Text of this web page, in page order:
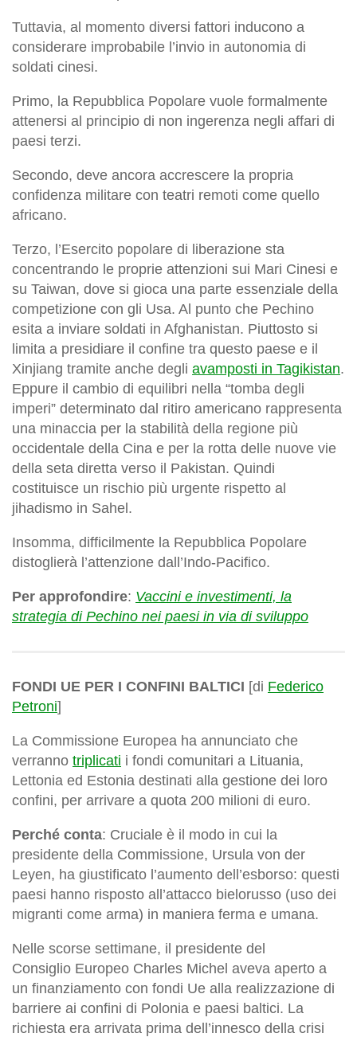
Tuttavia, al momento diversi fattori inducono a
considerare improbabile l’invio in autonomia di
soldati cinesi.
Primo, la Repubblica Popolare vuole formalmente
attenersi al principio di non ingerenza negli affari di
paesi terzi.
Secondo, deve ancora accrescere la propria
confidenza militare con teatri remoti come quello
africano.
Terzo, l’Esercito popolare di liberazione sta
concentrando le proprie attenzioni sui Mari Cinesi e
su Taiwan, dove si gioca una parte essenziale della
competizione con gli Usa. Al punto che Pechino
esita a inviare soldati in Afghanistan. Piuttosto si
limita a presidiare il confine tra questo paese e il
Xinjiang tramite anche degli avamposti in Tagikistan.
Eppure il cambio di equilibri nella “tomba degli
imperi” determinato dal ritiro americano rappresenta
una minaccia per la stabilità della regione più
occidentale della Cina e per la rotta delle nuove vie
della seta diretta verso il Pakistan. Quindi
costituisce un rischio più urgente rispetto al
jihadismo in Sahel.
Insomma, difficilmente la Repubblica Popolare
distoglierà l’attenzione dall’Indo-Pacifico.
Per approfondire: Vaccini e investimenti, la
strategia di Pechino nei paesi in via di sviluppo
FONDI UE PER I CONFINI BALTICI [di Federico
Petroni]
La Commissione Europea ha annunciato che
verranno triplicati i fondi comunitari a Lituania,
Lettonia ed Estonia destinati alla gestione dei loro
confini, per arrivare a quota 200 milioni di euro.
Perché conta: Cruciale è il modo in cui la
presidente della Commissione, Ursula von der
Leyen, ha giustificato l’aumento dell’esborso: questi
paesi hanno risposto all’attacco bielorusso (uso dei
migranti come arma) in maniera ferma e umana.
Nelle scorse settimane, il presidente del
Consiglio Europeo Charles Michel aveva aperto a
un finanziamento con fondi Ue alla realizzazione di
barriere ai confini di Polonia e paesi baltici. La
richiesta era arrivata prima dell’innesco della crisi